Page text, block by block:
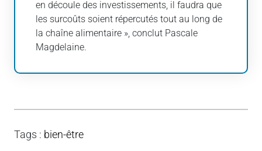
en découle des investissements, il faudra que
les surcoûts soient répercutés tout au long de
la chaîne alimentaire », conclut Pascale
Magdelaine.
Tags : bien-être